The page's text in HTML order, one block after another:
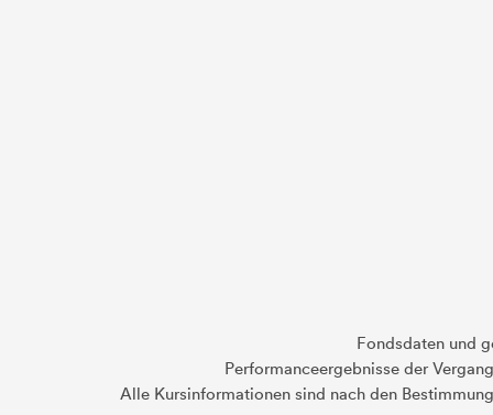
Fondsdaten und
Performanceergebnisse der
Alle Kursinformationen sind nach den